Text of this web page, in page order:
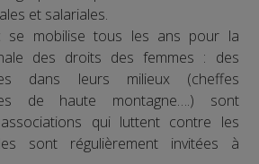
et salariales.
se mobilise tous les ans pour la
des droits des femmes : des
dans leurs milieux (cheffes
de haute montagne….) sont
qui luttent contre les
sont régulièrement invitées à